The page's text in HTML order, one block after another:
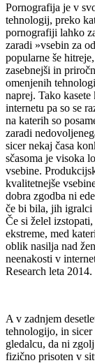
Pornografija je v
tehnologij, preko
pornografiji lahko
zaradi »vsebin za
popularne še
zasebnejši in
omenjenih
naprej. Tako
internetu pa so se
na katerih so
zaradi
sicer nekaj časa
sčasoma je visoka
vsebine.
kvalitetnejše
dobra zgodba ni
če bi bila, jih igralci
Če si želel
ekstreme, med
oblik nasilja nad
neenakosti v
Research leta 2014.
A v zadnjem
tehnologijo, in
gledalcu, da ni
fizično prisoten v